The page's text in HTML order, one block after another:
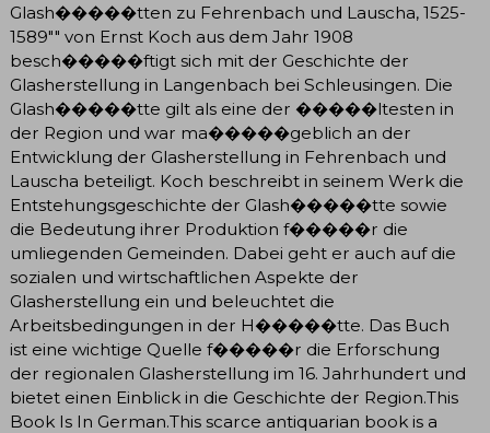
Glash�����tten zu Fehrenbach und Lauscha, 1525-
1589"" von Ernst Koch aus dem Jahr 1908
besch�����ftigt sich mit der Geschichte der
Glasherstellung in Langenbach bei Schleusingen. Die
Glash�����tte gilt als eine der �����ltesten in
der Region und war ma�����geblich an der
Entwicklung der Glasherstellung in Fehrenbach und
Lauscha beteiligt. Koch beschreibt in seinem Werk die
Entstehungsgeschichte der Glash�����tte sowie
die Bedeutung ihrer Produktion f�����r die
umliegenden Gemeinden. Dabei geht er auch auf die
sozialen und wirtschaftlichen Aspekte der
Glasherstellung ein und beleuchtet die
Arbeitsbedingungen in der H�����tte. Das Buch
ist eine wichtige Quelle f�����r die Erforschung
der regionalen Glasherstellung im 16. Jahrhundert und
bietet einen Einblick in die Geschichte der Region.This
Book Is In German.This scarce antiquarian book is a